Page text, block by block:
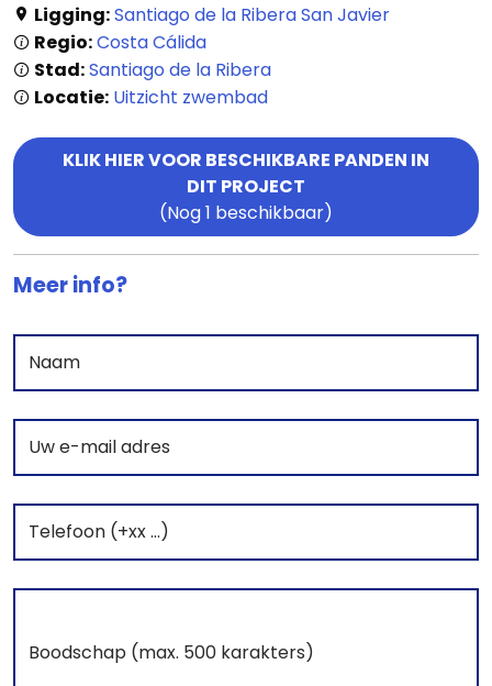
Ligging:Santiago de la Ribera San Javier
Regio:Costa Cálida
Stad:Santiago de la Ribera
Locatie: Uitzicht zwembad
KLIK HIER VOOR BESCHIKBARE PANDEN IN
DIT PROJECT
(Nog 1 beschikbaar)
Meer info?